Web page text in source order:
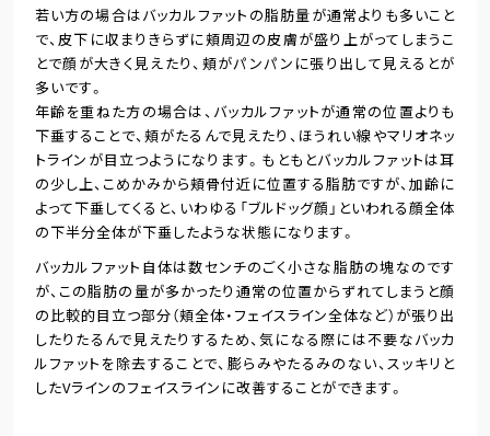
若い方の場合はバッカルファットの脂肪量が通常よりも多いこと
で、皮下に収まりきらずに頬周辺の皮膚が盛り上がってしまうこ
とで顔が大きく見えたり、頬がパンパンに張り出して見えるとが
多いです。
年齢を重ねた方の場合は、バッカルファットが通常の位置よりも
下垂することで、頬がたるんで見えたり、ほうれい線やマリオネッ
トラインが目立つようになります。もともとバッカルファットは耳
の少し上、こめかみから頬骨付近に位置する脂肪ですが、加齢に
よって下垂してくると、いわゆる「ブルドッグ顔」といわれる顔全体
の下半分全体が下垂したような状態になります。
バッカルファット自体は数センチのごく小さな脂肪の塊なのです
が、この脂肪の量が多かったり通常の位置からずれてしまうと顔
の比較的目立つ部分（頬全体・フェイスライン全体など）が張り出
したりたるんで見えたりするため、気になる際には不要なバッカ
ルファットを除去することで、膨らみやたるみのない、スッキリと
したVラインのフェイスラインに改善することができます。